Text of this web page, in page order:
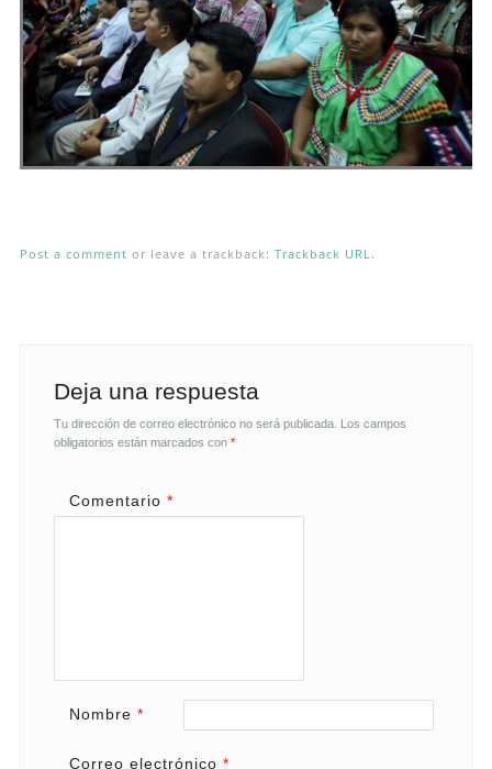
Post a comment or leave a trackback: Trackback URL .
Deja una respuesta
Tu dirección de correo electrónico no será publicada. Los campos
obligatorios están marcados con *
Comentario *
Nombre *
Correo electrónico *